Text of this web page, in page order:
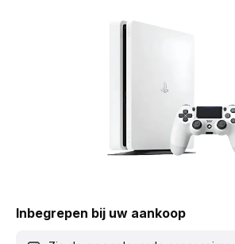
Inbegrepen bij uw aankoop